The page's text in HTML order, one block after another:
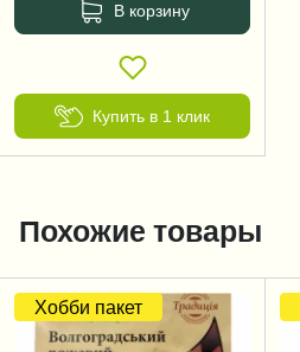
В корзину
Купить в 1 клик
Похожие товары
Хобби пакет